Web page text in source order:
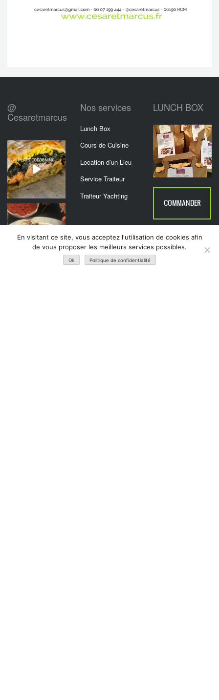
@
Cesaretmarcus
Nos services
Lunch Box
Cours de Cuisine
Location d’un Lieu
Service Traiteur
Traiteur Yachting
LUNCH BOX
COMMANDER
En visitant ce site, vous acceptez l'utilisation de cookies afin
de vous proposer les meilleurs services possibles.
Ok Politique de confidentialité